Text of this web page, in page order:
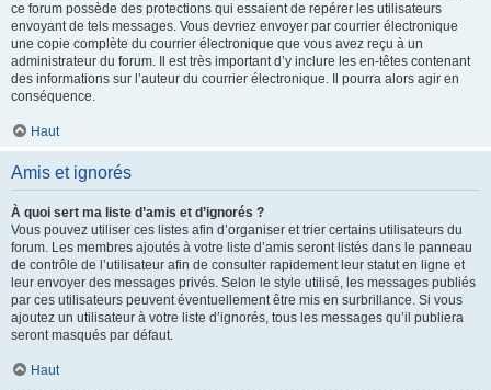
ce forum possède des protections qui essaient de repérer les utilisateurs
envoyant de tels messages. Vous devriez envoyer par courrier électronique
une copie complète du courrier électronique que vous avez reçu à un
administrateur du forum. Il est très important d’y inclure les en-têtes contenant
des informations sur l’auteur du courrier électronique. Il pourra alors agir en
conséquence.
Haut
Amis et ignorés
À quoi sert ma liste d’amis et d’ignorés ?
Vous pouvez utiliser ces listes afin d’organiser et trier certains utilisateurs du
forum. Les membres ajoutés à votre liste d’amis seront listés dans le panneau
de contrôle de l’utilisateur afin de consulter rapidement leur statut en ligne et
leur envoyer des messages privés. Selon le style utilisé, les messages publiés
par ces utilisateurs peuvent éventuellement être mis en surbrillance. Si vous
ajoutez un utilisateur à votre liste d’ignorés, tous les messages qu’il publiera
seront masqués par défaut.
Haut